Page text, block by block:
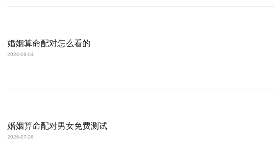
婚姻算命配对怎么看的
2026-08-04
婚姻算命配对男女免费测试
2026-07-26